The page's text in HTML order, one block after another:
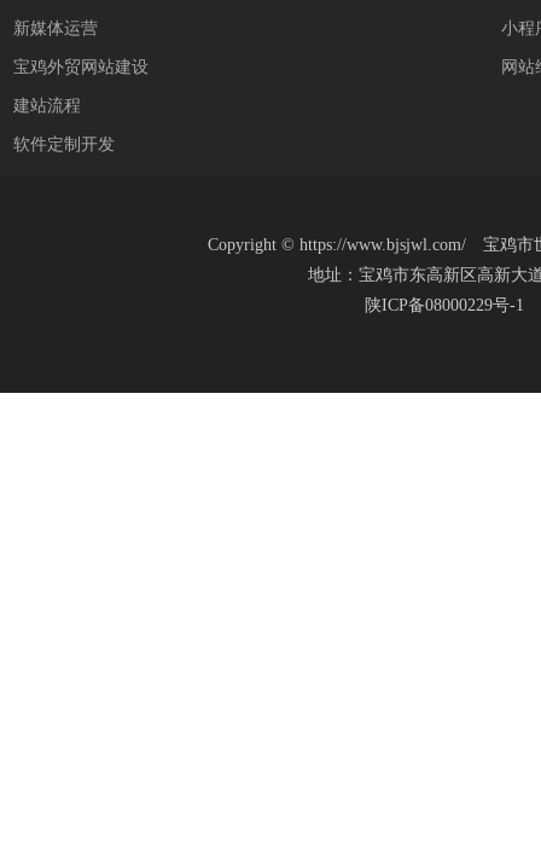
新媒体运营
宝鸡外贸网站建设
建站流程
软件定制开发
小程
网站
Copyright © https://www.bjsjwl.com/ 宝鸡
地址：宝鸡市东高新区高新大
陕ICP备08000229号-1